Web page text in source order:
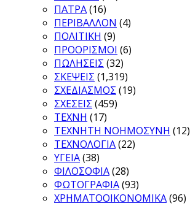
ΠΑΤΡΑ(16)
ΠΕΡΙΒΑΛΛΟΝ (4)
ΠΟΛΙΤΙΚΗ (9)
ΠΡΟΟΡΙΣΜΟΙ (6)
ΠΩΛΗΣΕΙΣ (32)
ΣΚΕΨΕΙΣ (1,319)
ΣΧΕΔΙΑΣΜΟΣ (19)
ΣΧΕΣΕΙΣ (459)
ΤΕΧΝΗ (17)
ΤΕΧΝΗΤΗ ΝΟΗΜΟΣΥΝΗ (12)
ΤΕΧΝΟΛΟΓΙΑ(22)
ΥΓΕΙΑ(38)
ΦΙΛΟΣΟΦΙΑ(28)
ΦΩΤΟΓΡΑΦΙΑ(93)
ΧΡΗΜΑΤΟΟΙΚΟΝΟΜΙΚΑ(96)